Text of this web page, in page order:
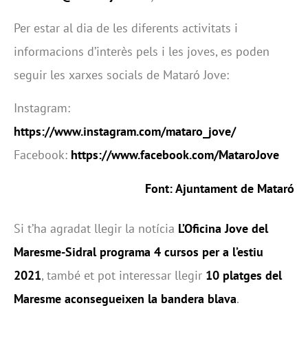
Per estar al dia de les diferents activitats i
informacions d’interès pels i les joves, es poden
seguir les xarxes socials de Mataró Jove:
Instagram:
https://www.instagram.com/mataro_jove/
Facebook: https://www.facebook.com/MataroJove
Font: Ajuntament de Mataró
Si t’ha agradat llegir la notícia L’Oficina Jove del
Maresme-Sidral programa 4 cursos per a l’estiu
2021, també et pot interessar llegir 10 platges del
Maresme aconsegueixen la bandera blava.